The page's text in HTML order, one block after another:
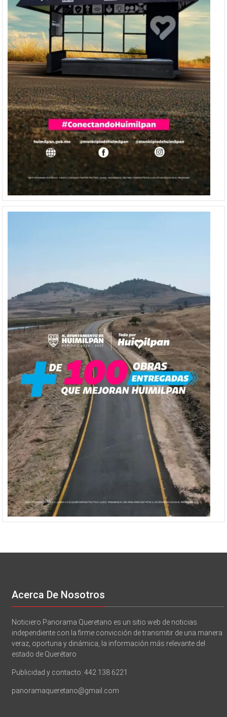
Acerca De Nosotros
Noticiero Panorama Queretano es un sitio web de noticias
independiente con la firme convicción de transmitir de una manera
veraz, oportuna y dinámica, la información más relevante del
estado de Querétaro
Publicidad y contacto: 442 138 6221
panoramaqueretano@gmail.com